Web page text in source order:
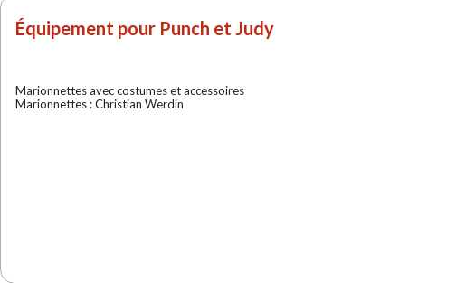
Équipement pour Punch et Judy
Marionnettes avec costumes et accessoires
Marionnettes : Christian Werdin